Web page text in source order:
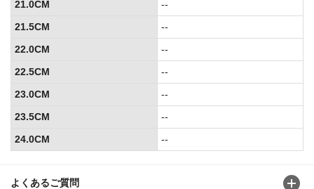
よくあるご質問
21.0CM
--
21.5CM
--
22.0CM
--
22.5CM
--
23.0CM
--
23.5CM
--
24.0CM
--